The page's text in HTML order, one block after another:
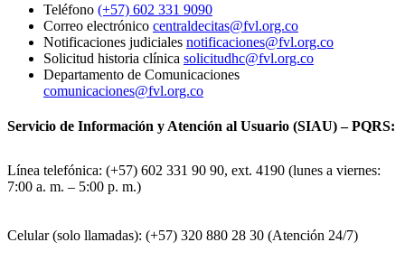
Teléfono (+57) 602 331 9090
Correo electrónico centraldecitas@fvl.org.co
Notificaciones judiciales notificaciones@fvl.org.co
Solicitud historia clínica solicitudhc@fvl.org.co
Departamento de Comunicaciones
comunicaciones@fvl.org.co
Servicio de Información y Atención al Usuario (SIAU) – PQRS:
Línea telefónica: (+57) 602 331 90 90, ext. 4190 (lunes a viernes:
7:00 a. m. – 5:00 p. m.)
Celular (solo llamadas): (+57) 320 880 28 30 (Atención 24/7)